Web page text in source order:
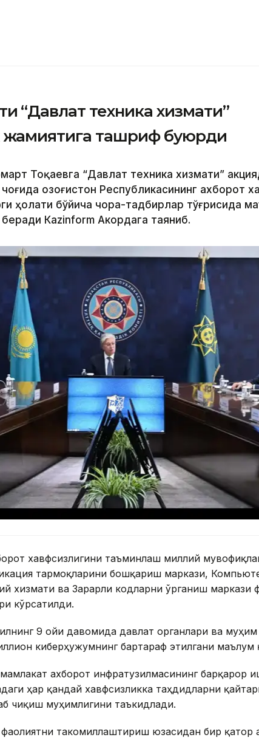
“Давлат техника хизмати”
жамиятига ташриф буюрди
Тоқаевга “Давлат техника хизмати”
Қозоғистон Республикасининг ахборот
ҳолати бўйича чора-тадбирлар тўғрисида
Каzinform Акордага таяниб.
хавфсизлигини таъминлаш миллий
тармоқларини бошқариш маркази,
хизмати ва Зарарли кодларни ўрганиш маркази
кўрсатилди.
9 ойи давомида давлат органлари ва муҳим
киберҳужумнинг бартараф этилгани маълум
ахборот инфратузилмасининг барқарор
ҳар қандай хавфсизликка таҳдидларни
чиқиш муҳимлигини таъкидлади.
такомиллаштириш юзасидан бир қатор